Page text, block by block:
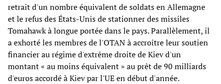
retrait d'un nombre équivalent de soldats en Allemagne
et le refus des États-Unis de stationner des missiles
Tomahawk à longue portée dans le pays. Parallèlement, il
a exhorté les membres de l'OTAN à accroître leur soutien
financier au régime d'extrême droite de Kiev d'un
montant « au moins équivalent » au prêt de 90 milliards
d'euros accordé à Kiev par l'UE en début d'année.